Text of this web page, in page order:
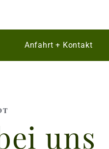
Anfahrt + Kontakt
uns